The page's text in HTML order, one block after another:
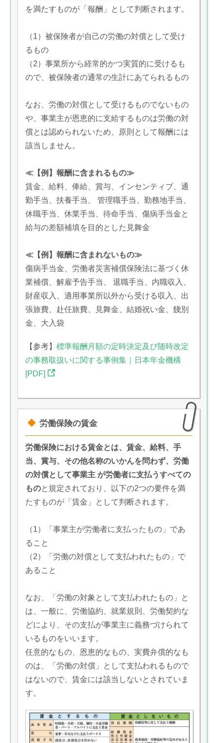
を満たすものが「報酬」として判断されます。
（1）被保険者が自己の労働の対償として受け
るもの
（2）事業所から経常的かつ実質的に受けるも
ので、被保険者の通常の生計にあてられるもの
なお、労働の対償として受けるものでないもの
や、事業主が恩恵的に支給するものは労働の対
償とは認められないため、原則として報酬には
該当しません。
≪【例】報酬に含まれるもの≫
賃金、給料、俸給、賞与、インセンティブ、通
勤手当、扶養手当、 管理職手当、勤務地手当、
休職手当、休業手当、待命手当、傷病手当金と
給与の差額補填を目的とした見舞金
≪【例】報酬に含まれないもの≫
傷病手当金、労働者災害補償保険法に基づく休
業補償、解雇予告手当、 退職手当、内職収入、
財産収入、適用事業所以外から受ける収入、出
張旅費、赴任旅費、見舞金、結婚祝い金、餞別
金、大入袋
【参考】標準報酬月額の定時決定及び随時改定
の事務取扱いに関する事例集｜日本年金機構
[PDF]
労働保険の賃金
労働保険における賃金とは、賃金、給料、手
当、賞与、その他名称のいかんを問わず、労働
の対償として事業主 が労働者に支払うすべての
ものと規定されており、以下の2つの要件を満
たすものが「賃金」として判断されます。
（1）「事業主が労働者に支払ったもの」であ
ること
（2）「労働の対償として支払われたもの」で
あること
なお、「労働の対象として支払われたもの」と
は、一般に、労働協約、就業規則、労働契約な
どにより、その支払が事業主に義務づけられて
いるものをいいます。
任意的なもの、恩恵的なもの、実費弁償的なも
のは、「労働の対償」として支払われるもので
はないので、賃金には該当しないとされていま
す。